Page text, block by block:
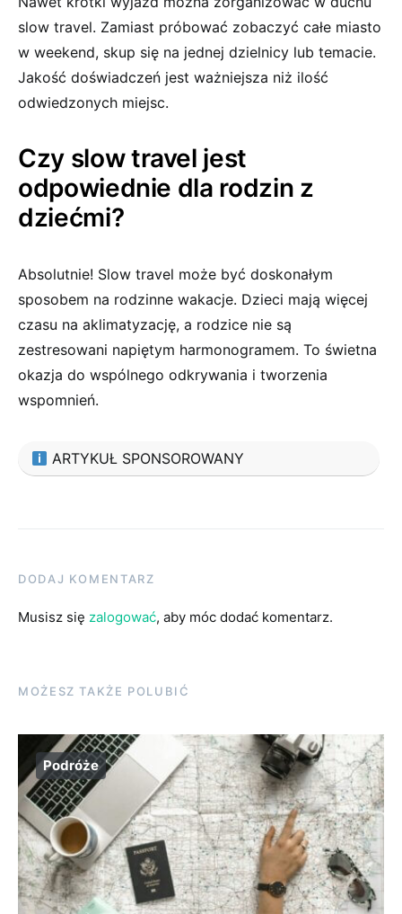
slow travel. Zamiast próbować zobaczyć całe miasto
w weekend, skup się na jednej dzielnicy lub temacie.
Jakość doświadczeń jest ważniejsza niż ilość
odwiedzonych miejsc.
Czy slow travel jest
odpowiednie dla rodzin z
dziećmi?
Absolutnie! Slow travel może być doskonałym
sposobem na rodzinne wakacje. Dzieci mają więcej
czasu na aklimatyzację, a rodzice nie są
zestresowani napiętym harmonogramem. To świetna
okazja do wspólnego odkrywania i tworzenia
wspomnień.
ARTYKUŁ SPONSOROWANY
DODAJ KOMENTARZ
Musisz się zalogować, aby móc dodać komentarz.
MOŻESZ TAKŻE POLUBIĆ
Podróże